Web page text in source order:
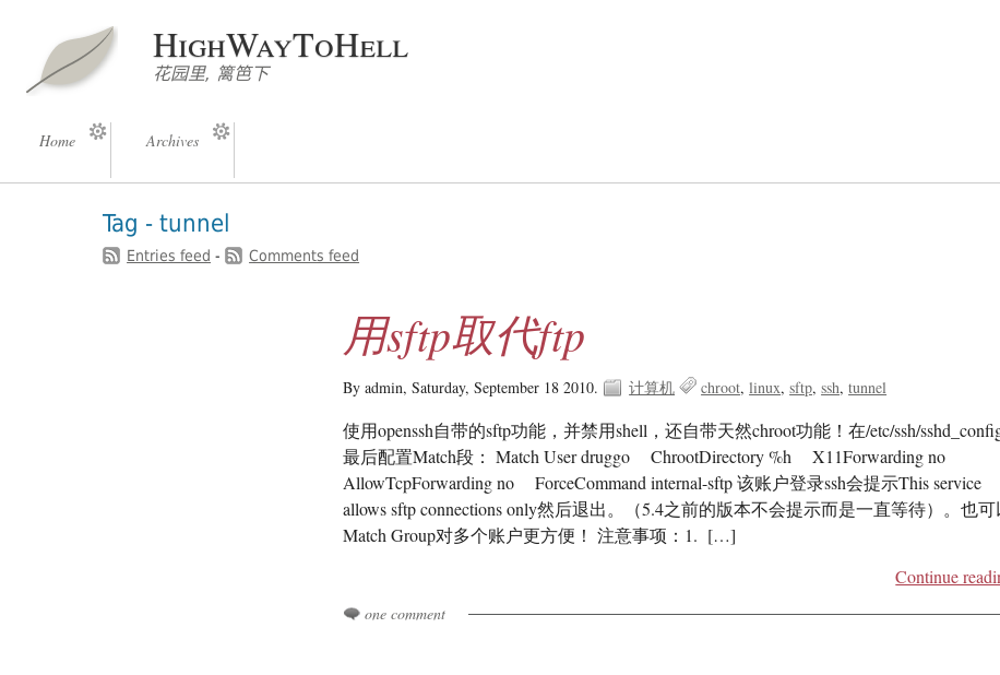
HighWayToHell
花园里, 篱笆下
Home Archives
Tag - tunnel
Entries feed - Comments feed
用sftp取代ftp
By admin,Saturday, September 18 2010. 计算机 chroot linux sftp ssh tunnel
使用openssh自带的sftp功能，并禁用shell，还自带天然chroot功能！在/etc/ssh/
最后配置Match段： Match User druggo ChrootDirectory %h X11Forwarding no
AllowTcpForwarding no ForceCommand internal-sftp 该账户登录ssh会提示This service
allows sftp connections only然后退出。（5.4之前的版本不会提示而是一直等待）。也可
Match Group对多个账户更方便！ 注意事项：1. […]
Continue
one comment